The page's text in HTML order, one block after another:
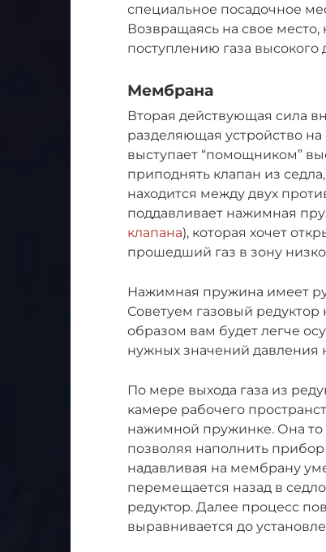
специальное посадочное
Возвращаясь на свое
поступлению газа высокого
Мембрана
Вторая действующая сила
разделяющая устройство
выступает “помощником”
приподнять клапан из
находится между двух
поддавливает нажимная
клапана), которая хочет
прошедший газ в зону
Нажимная пружина имеет
Советуем газовый
образом вам будет легче
нужных значений давления
По мере выхода газа из
камере рабочего
нажимной пружинке. Она то
позволяя наполнить прибор
надавливая на мембрану
перемещается назад в
редуктор. Далее процесс
выравнивается до